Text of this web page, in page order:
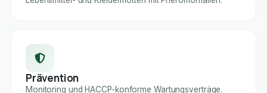
Prävention
Monitoring und HACCP-konforme Wartungsverträge.